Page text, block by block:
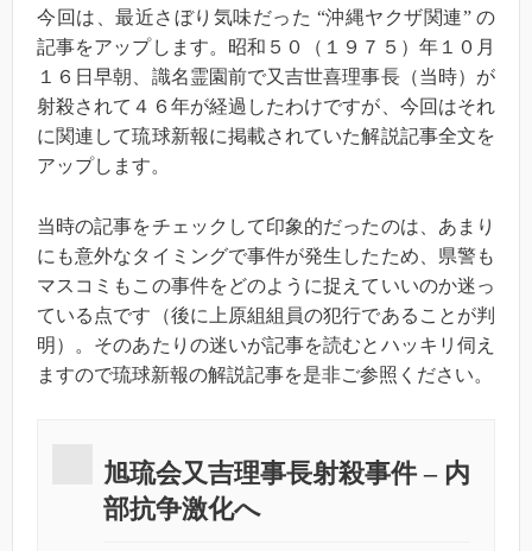
今回は、最近さぼり気味だった “沖縄ヤクザ関連” の
記事をアップします。昭和５０（１９７５）年１０月
１６日早朝、識名霊園前で又吉世喜理事長（当時）が
射殺されて４６年が経過したわけですが、今回はそれ
に関連して琉球新報に掲載されていた解説記事全文を
アップします。
当時の記事をチェックして印象的だったのは、あまり
にも意外なタイミングで事件が発生したため、県警も
マスコミもこの事件をどのように捉えていいのか迷っ
ている点です（後に上原組組員の犯行であることが判
明）。そのあたりの迷いが記事を読むとハッキリ伺え
ますので琉球新報の解説記事を是非ご参照ください。
旭琉会又吉理事長射殺事件 – 内
部抗争激化へ